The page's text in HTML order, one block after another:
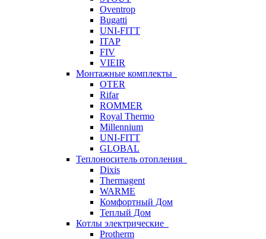
Oventrop
Bugatti
UNI-FITT
ITAP
FIV
VIEIR
Монтажные комплекты
OTER
Rifar
ROMMER
Royal Thermo
Millennium
UNI-FITT
GLOBAL
Теплоноситель отопления
Dixis
Thermagent
WARME
Комфортный Дом
Теплый Дом
Котлы электрические
Protherm